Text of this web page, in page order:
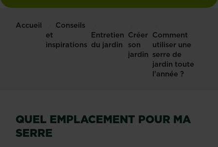
Accueil
Conseils
et
inspirations
Entretien
du jardin
Créer
son
jardin
Comment
utiliser une
serre de
jardin toute
l'année ?
QUEL EMPLACEMENT POUR MA
SERRE